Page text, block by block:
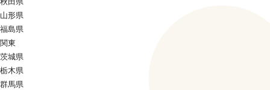
山形県
福島県
関東
茨城県
栃木県
群馬県